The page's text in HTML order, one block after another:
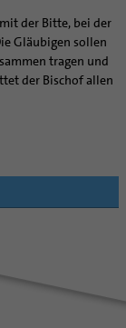
der Bitte, bei der
Gläubigen sollen
tragen und
der Bischof allen